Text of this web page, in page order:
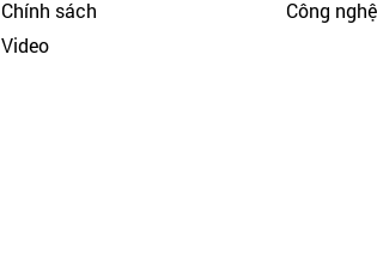
Chính sách
Công
Video